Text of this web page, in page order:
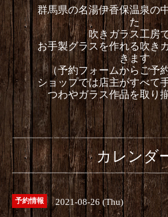
群馬県の名湯伊香保温泉の
た
吹きガラス工房
お手製グラスを作れる吹き
きます
（予約フォームからご予
ショップでは店主がすべて
つわやガラス作品を取り
カレンダ
予約情報 2021-08-26 (Thu)